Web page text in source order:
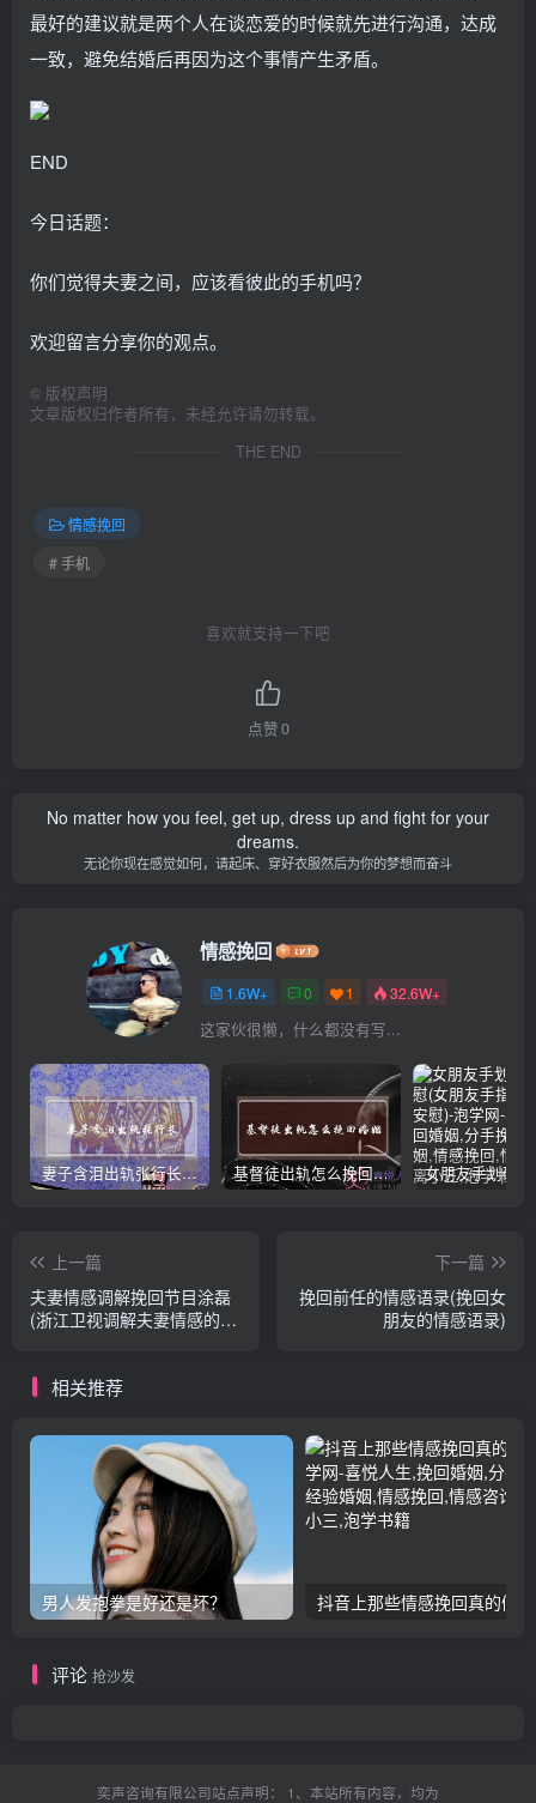
最好的建议就是两个人在谈恋爱的时候就先进行沟通，达成
一致，避免结婚后再因为这个事情产生矛盾。
END
今日话题：
你们觉得夫妻之间，应该看彼此的手机吗？
欢迎留言分享你的观点。
© 版权声明
文章版权归作者所有，未经允许请勿转载。
THE END
情感挽回
# 手机
喜欢就支持一下吧
点赞0
No matter how you feel, get up, dress up and fight for your
dreams.
无论你现在感觉如何，请起床、穿好衣服然后为你的梦想而奋斗
情感挽回
1.6W+ 0 1 32.6W+
这家伙很懒，什么都没有写...
妻子含泪出轨张行长 她说全都是因为家中 基督徒出轨怎么挽回婚姻(基督徒面对出轨婚姻)
上一篇
夫妻情感调解挽回节目涂磊
(浙江卫视调解夫妻情感的节
下一篇
挽回前任的情感语录(挽回女
朋友的情感语录)
相关推荐
男人发抱拳是好还是坏？ 抖音上那些情感挽回真的假的
评论 抢沙发
奕声咨询有限公司站点声明： 1、本站所有内容，均为